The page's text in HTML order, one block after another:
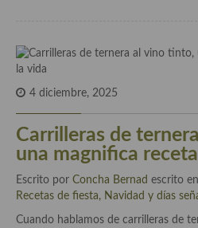
Sales y polvos
Adobos
Aperitivos
Bebidas
Bocadillos, hamburguesas,
4 diciembre, 2025
Carrilleras de
una magnifica
Escrito por Concha Bernad escrito en
Recetas de fiesta, Navidad y días
Cuando hablamos de carrilleras de